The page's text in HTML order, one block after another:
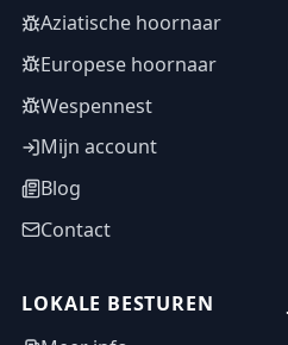
Aziatische hoornaar
Europese hoornaar
Wespennest
Mijn account
Blog
Contact
LOKALE BESTUREN